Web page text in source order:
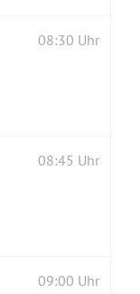
08:30 Uhr
08:45 Uhr
09:00 Uhr